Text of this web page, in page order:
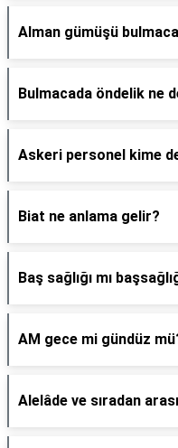
Alman gümüşü
Bulmacada öndelik ne
Askeri personel kime
Biat ne anlama gelir?
Baş sağlığı mı
AM gece mi gündüz
Alelâde ve sıradan